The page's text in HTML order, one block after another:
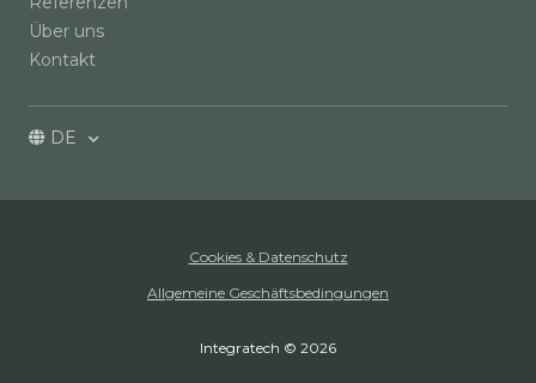
Über uns
Kontakt
DE
Cookies & Datenschutz
Allgemeine Geschäftsbedingungen
Integratech © 2026